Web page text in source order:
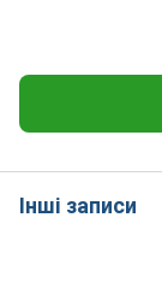
Інші записи